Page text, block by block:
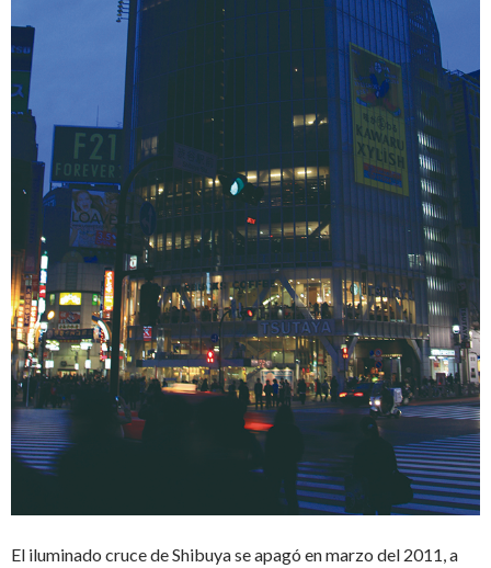
El iluminado cruce de Shibuya se apagó en marzo del 2011, a